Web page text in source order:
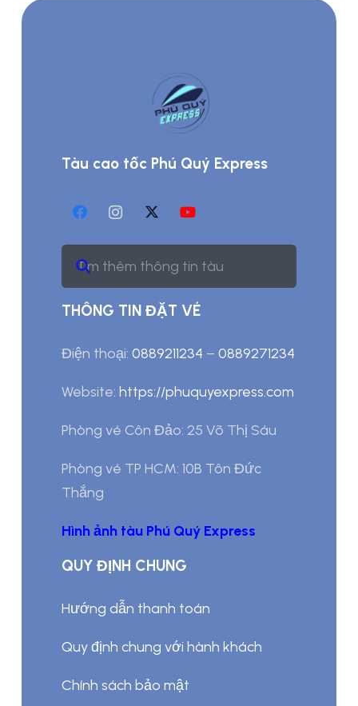
Tàu cao tốc Phú Quý Express
THÔNG TIN ĐẶT VÉ
Điện thoại: 0889211234 – 0889271234
Website: https://phuquyexpress.com
Phòng vé Côn Đảo: 25 Võ Thị Sáu
Phòng vé TP HCM: 10B Tôn Đức
Thắng
Hình ảnh tàu Phú Quý Express
QUY ĐỊNH CHUNG
Hướng dẫn thanh toán
Quy định chung với hành khách
Chính sách bảo mật